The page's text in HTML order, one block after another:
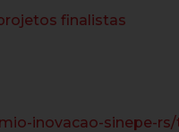
finalistas
inovacao-sinepe-